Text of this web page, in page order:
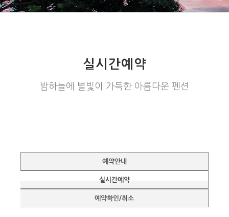
실시간예약
밤하늘에 별빛이 가득한 아름다운 펜션
예약안내
실시간예약
예약확인/취소